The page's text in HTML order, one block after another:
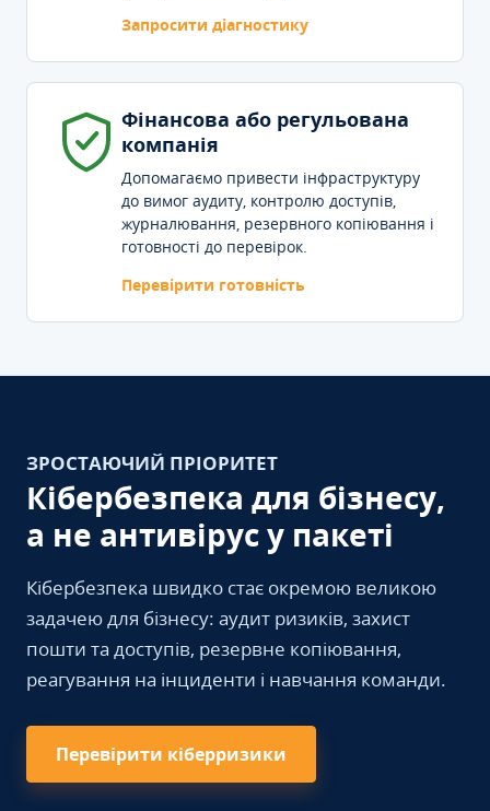
Запросити діагностику
Фінансова або регульована
компанія
Допомагаємо привести інфраструктуру
до вимог аудиту, контролю доступів,
журналювання, резервного копіювання і
готовності до перевірок.
Перевірити готовність
ЗРОСТАЮЧИЙ ПРІОРИТЕТ
Кібербезпека для бізнесу,
а не антивірус у пакеті
Кібербезпека швидко стає окремою великою
задачею для бізнесу: аудит ризиків, захист
пошти та доступів, резервне копіювання,
реагування на інциденти і навчання команди.
Перевірити кіберризики